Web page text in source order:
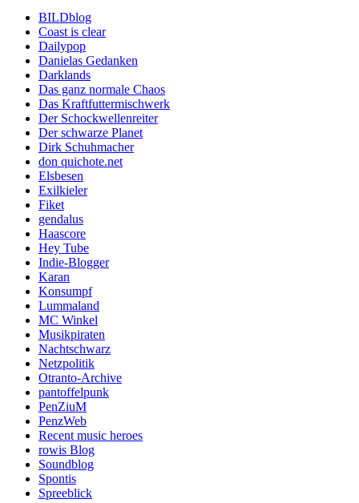
BILDblog
Coast is clear
Dailypop
Danielas Gedanken
Darklands
Das ganz normale Chaos
Das Kraftfuttermischwerk
Der Schockwellenreiter
Der schwarze Planet
Dirk Schuhmacher
don quichote.net
Elsbesen
Exilkieler
Fiket
gendalus
Haascore
Hey Tube
Indie-Blogger
Karan
Konsumpf
Lummaland
MC Winkel
Musikpiraten
Nachtschwarz
Netzpolitik
Otranto-Archive
pantoffelpunk
PenZiuM
PenzWeb
Recent music heroes
rowis Blog
Soundblog
Spontis
Spreeblick